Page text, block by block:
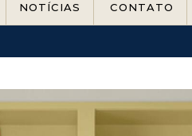
NOTÍCIAS CONTATO